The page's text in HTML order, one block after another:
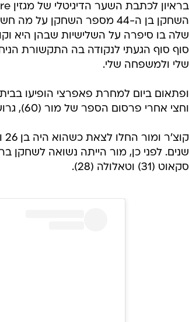
השחקן בן ה-44 מספר השחקן
שלה בו סיפרה על השלישיות שבהן היא
סוף סוף הגעתי לנקודה בה התקשורת
שלי ולמשפחה שלי.
ופתאום ביום למחרת פאפרצי הופיעו
וחצי אחרי פרסום הספר של מור (60), גרושתו של השחקן.
סקאוט (31) וטאלולה (28).